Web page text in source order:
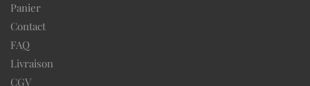
Panier
Contact
FAQ
Livraison
CGV